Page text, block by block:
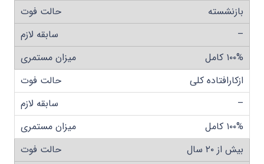
بازنشسته
–
۱۰۰% کامل
ازکارافتاده کلی
–
۱۰۰% کامل
بیش از ۲۰ سال